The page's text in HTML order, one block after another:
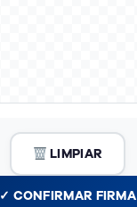
LIMPIAR
✓ CONFIRMAR FIRMA